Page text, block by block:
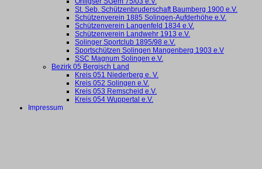
St. Seb. Schützenbruderschaft Baumberg 1900 e.V.
Schützenverein 1885 Solingen-Aufderhöhe e.V.
Schützenverein Langenfeld 1834 e.V.
Schützenverein Landwehr 1913 e.V.
Solinger Sportclub 1895/98 e.V.
Sportschützen Solingen Mangenberg 1903 e.V
SSC Magnum Solingen e.V.
Bezirk 05 Bergisch Land
Kreis 051 Niederberg e. V.
Kreis 052 Solingen e.V.
Kreis 053 Remscheid e.V.
Kreis 054 Wuppertal e.V.
Impressum